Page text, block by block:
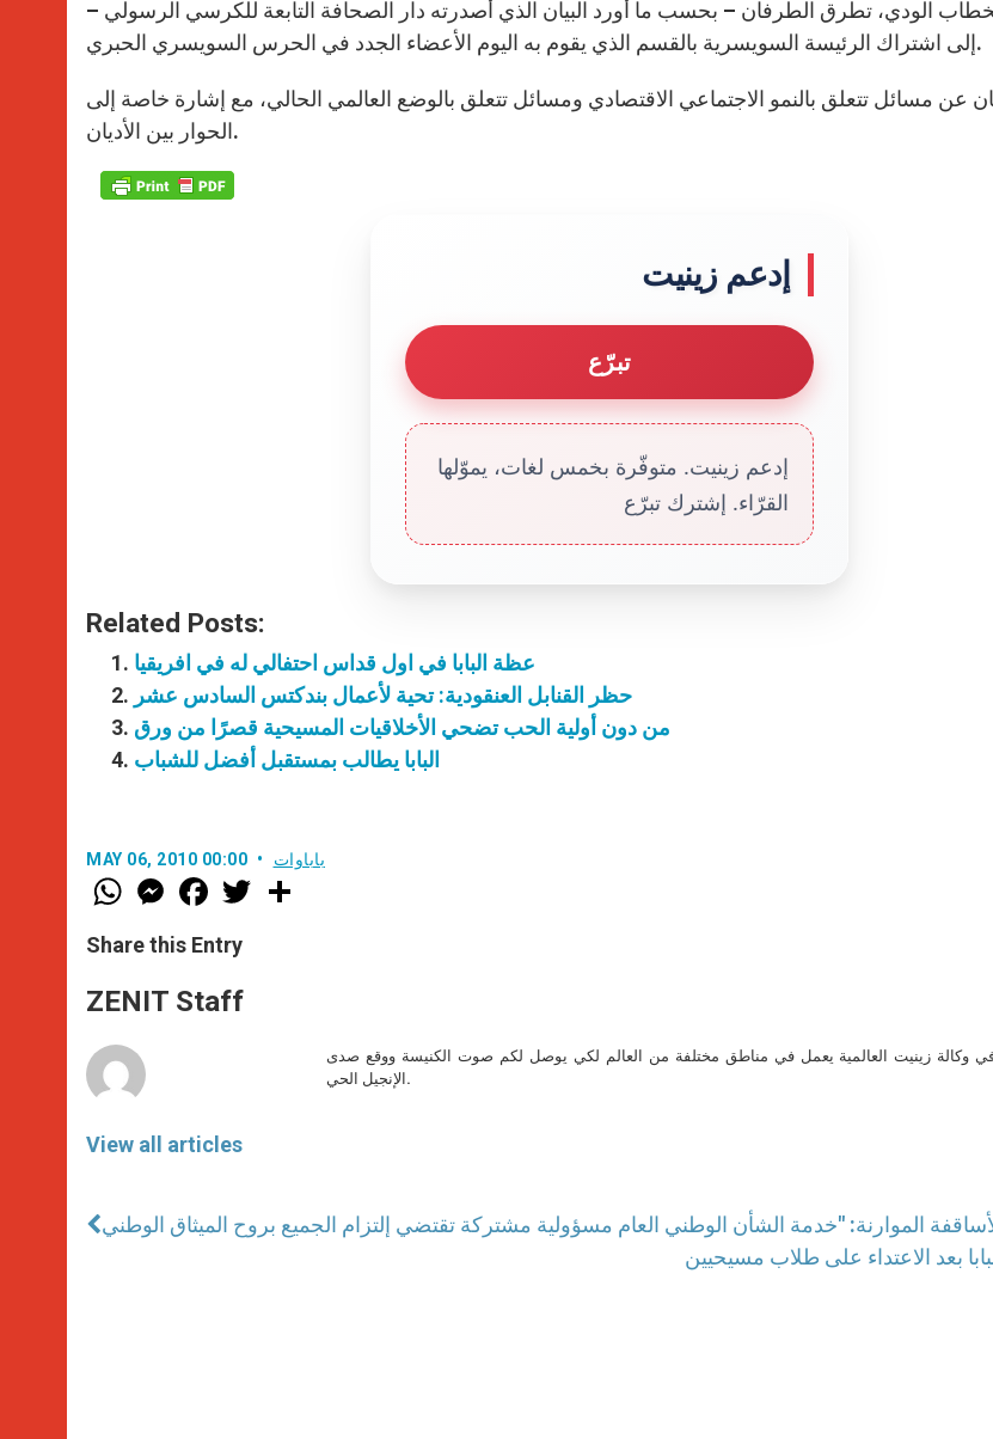
الودي، تطرق الطرفان – بحسب ما أورد البيان الذي أصدرته دار الصحافة التابعة للكرسي الرسولي –
إلى اشتراك الرئيسة السويسرية بالقسم الذي يقوم به اليوم الأعضاء الجدد في الحرس السويسري الحبري.
عن مسائل تتعلق بالنمو الاجتماعي الاقتصادي ومسائل تتعلق بالوضع العالمي الحالي، مع إشارة خاصة إلى
الحوار بين الأديان.
إدعم زينيت
تبرّع
إدعم زينيت. متوفّرة بخمس لغات، يموّلها
القرّاء. إشترك تبرّع
Related Posts:
عظة البابا في اول قداس احتفالي له في افريقيا
حظر القنابل العنقودية: تحية لأعمال بندكتس السادس عشر
من دون أولية الحب تضحي الأخلاقيات المسيحية قصرًا من ورق
البابا يطالب بمستقبل أفضل للشباب
MAY 06, 2010 00:00 باباوات
W
h
t
s
p
p
M
e
s
e
g
e
F
a
e
b
o
k
w
Share this Entry
ZENIT Staff
View all articles
وكالة زينيت العالمية يعمل في مناطق مختلفة من العالم لكي يوصل لكم صوت الكنيسة ووقع صدى
الإنجيل الحي.
بعد الاعتداء على طلاب مسيحيين